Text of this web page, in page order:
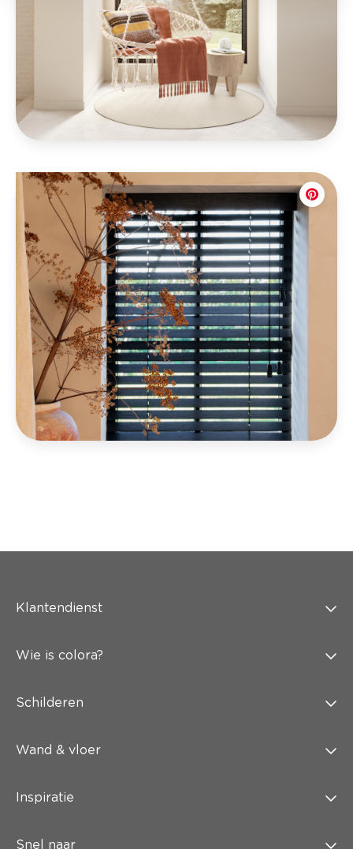
Klantendienst
Wie is colora?
Schilderen
Wand & vloer
Inspiratie
Snel naar